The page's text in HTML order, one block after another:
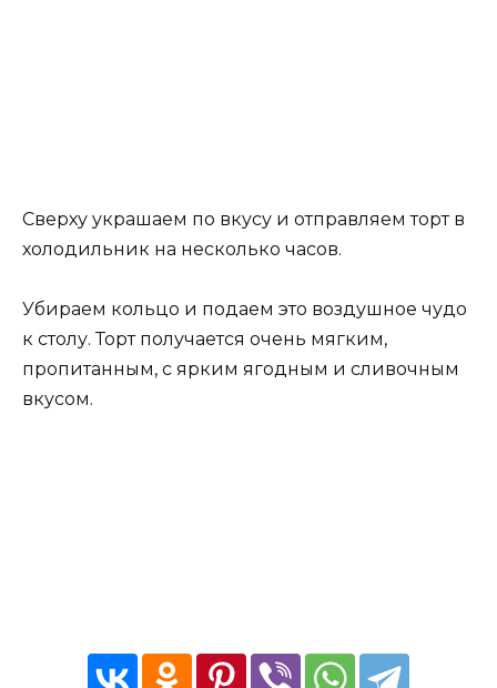
Сверху украшаем по вкусу и отправляем торт в
холодильник на несколько часов.
Убираем кольцо и подаем это воздушное чудо
к столу. Торт получается очень мягким,
пропитанным, с ярким ягодным и сливочным
вкусом.